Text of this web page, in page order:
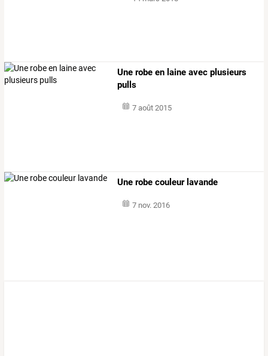
Une robe en laine avec plusieurs
pulls
7 août 2015
Une robe couleur lavande
7 nov. 2016